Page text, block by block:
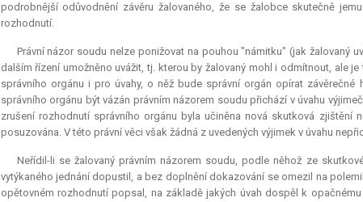
podrobnější odůvodnění závěru žalovaného, že se žalobce skutečně
rozhodnutí.
Právní názor soudu nelze ponižovat na pouhou "námitku" (jak žalovaný
dalším řízení umožněno uvážit, tj. kterou by žalovaný mohl i odmítnout, ale
správního orgánu i pro úvahy, o něž bude správní orgán opírat
správního orgánu být vázán právním názorem soudu přichází v úvahu
zrušení rozhodnutí správního orgánu byla učiněna nová skutková
posuzována. V této právní věci však žádná z uvedených výjimek v úvahu
Neřídil-li se žalovaný právním názorem soudu, podle něhož ze
vytýkaného jednání dopustil, a bez doplnění dokazování se omezil na
opětovném rozhodnutí popsal, na základě jakých úvah dospěl k